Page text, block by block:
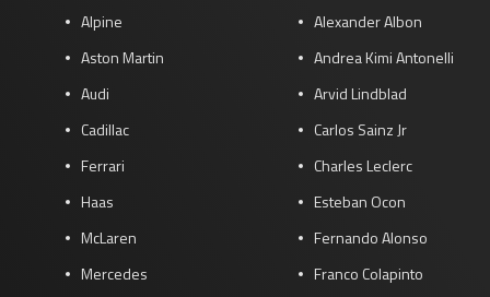
GP MEXICO 2026 30 okt - 01 nov
Kwalificatie
za 22:00 - 23:00
Race
zo 21:00 - 23:00
zo 05:00 - 07:00
Alpine
Aston Martin
Audi
Cadillac
Ferrari
Haas
McLaren
Mercedes
Alexander Albon
Andrea Kimi Antonelli
Arvid Lindblad
Carlos Sainz Jr
Charles Leclerc
Esteban Ocon
Fernando Alonso
Franco Colapinto